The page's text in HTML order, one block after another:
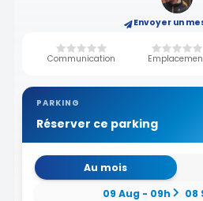
Envoyer un
Communication
PARKING
Réserver ce parking
Au mois
09 Aug - 09h
08